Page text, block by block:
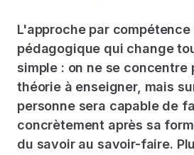
L'approche par
pédagogique qui change
simple : on ne se concentre
théorie à enseigner, mais
personne sera capable de
concrètement après sa
du savoir au savoir-faire.